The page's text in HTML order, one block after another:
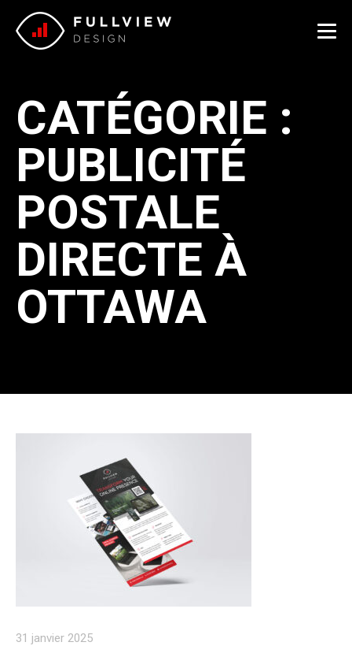
CATÉGORIE :
PUBLICITÉ
POSTALE
DIRECTE À
OTTAWA
PUBLICITÉ
POSTALE
DIRECTE À
OTTAWA
31 janvier 2025